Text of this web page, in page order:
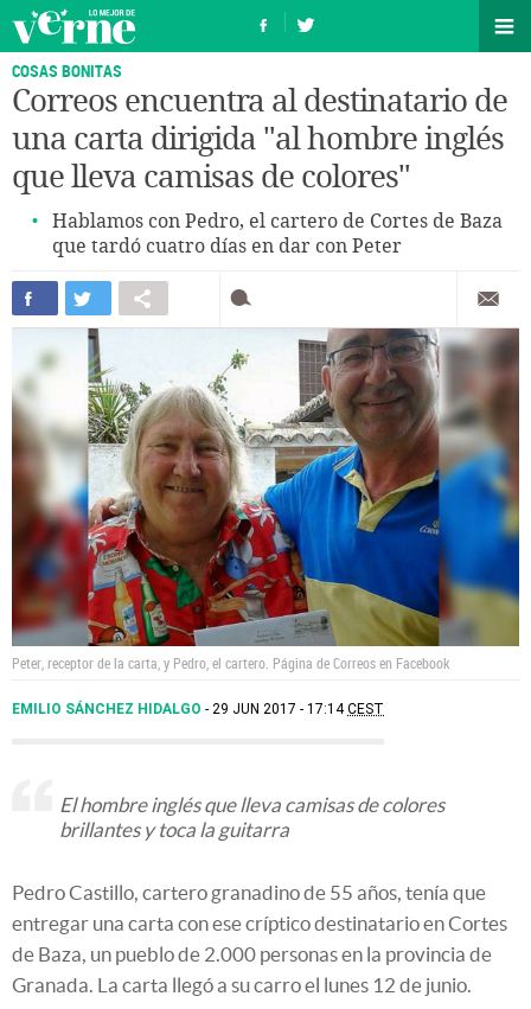
COSAS BONITAS
Correos encuentra al destinatario de
una carta dirigida "al hombre inglés
que lleva camisas de colores"
Hablamos con Pedro, el cartero de Cortes de Baza
que tardó cuatro días en dar con Peter
Peter, receptor de la carta, y Pedro, el cartero. Página de Correos en Facebook
EMILIO SÁNCHEZ HIDALGO 29 JUN 2017 - 17:14CEST
El hombre inglés que lleva camisas de colores
brillantes y toca la guitarra
Pedro Castillo, cartero granadino de 55 años, tenía que
entregar una carta con ese críptico destinatario en Cortes
de Baza, un pueblo de 2.000 personas en la provincia de
Granada. La carta llegó a su carro el lunes 12 de junio.